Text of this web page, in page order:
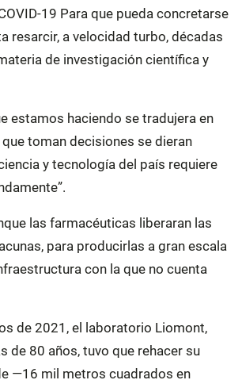
19 Para que pueda concretarse
resarcir, a velocidad turbo, décadas
de investigación científica y
estamos haciendo se tradujera en
toman decisiones se dieran
y tecnología del país requiere
las farmacéuticas liberaran las
para producirlas a gran escala
con la que no cuenta
de 2021, el laboratorio Liomont,
de 80 años, tuvo que rehacer su
—16 mil metros cuadrados en